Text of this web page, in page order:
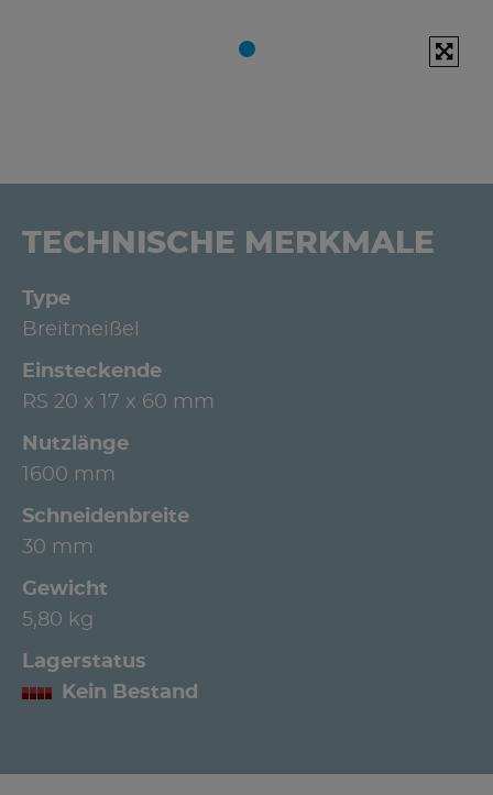
TECHNISCHE MERKMALE
Type
Breitmeißel
Einsteckende
RS 20 x 17 x 60 mm
Nutzlänge
1600 mm
Schneidenbreite
30 mm
Gewicht
5,80 kg
Lagerstatus
Kein Bestand